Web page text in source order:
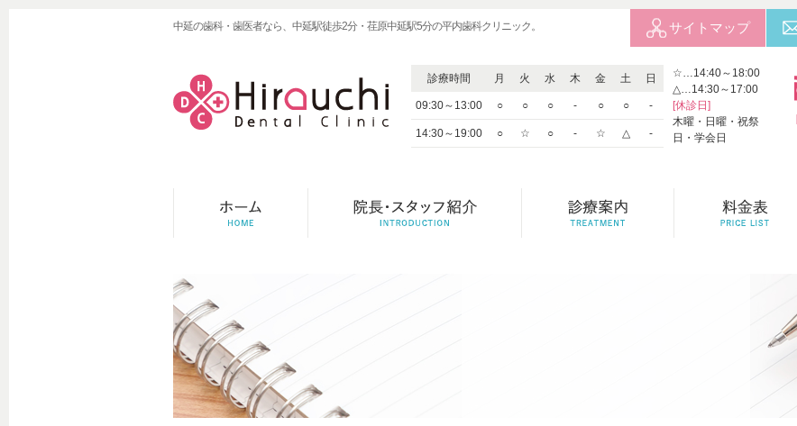
中延の歯科・歯医者なら、中延駅徒歩2分・荏原中延駅5分の平内歯科クリニック。 サイトマップ
診療時間 月 火 水 木 金 土 日
09:30～13:00 ○ ○ ○ - ○ ○ -
14:30～19:00 ○ ☆ ○ - ☆ △ -
☆…14:40～18:00
△…14:30～17:00
[休診日]
木曜・日曜・祝祭
日・学会日